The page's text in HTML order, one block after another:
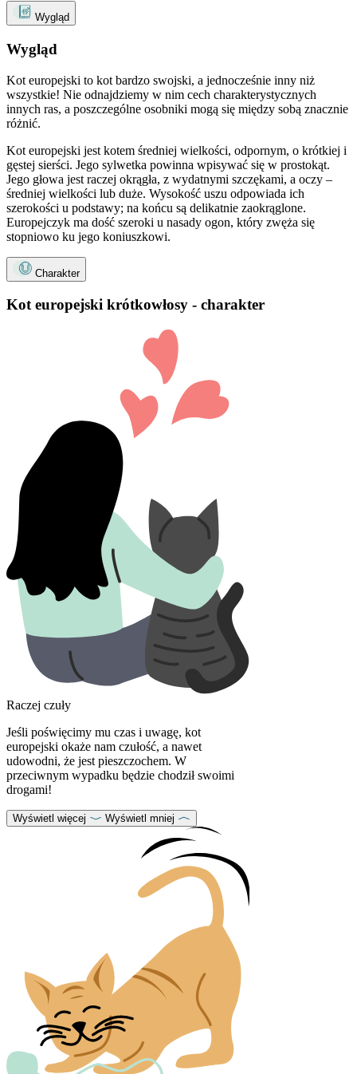
Wygląd
Wygląd
Kot europejski to kot bardzo swojski, a jednocześnie inny niż
wszystkie! Nie odnajdziemy w nim cech charakterystycznych
innych ras, a poszczególne osobniki mogą się między sobą znacznie
różnić.
Kot europejski jest kotem średniej wielkości, odpornym, o krótkiej i
gęstej sierści. Jego sylwetka powinna wpisywać się w prostokąt.
Jego głowa jest raczej okrągła, z wydatnymi szczękami, a oczy –
średniej wielkości lub duże. Wysokość uszu odpowiada ich
szerokości u podstawy; na końcu są delikatnie zaokrąglone.
Europejczyk ma dość szeroki u nasady ogon, który zwęża się
stopniowo ku jego koniuszkowi.
Charakter
Kot europejski krótkowłosy - charakter
Raczej czuły
Jeśli poświęcimy mu czas i uwagę, kot
europejski okaże nam czułość, a nawet
udowodni, że jest pieszczochem. W
przeciwnym wypadku będzie chodził swoimi
drogami!
Wyświetl więcej Wyświetl mniej